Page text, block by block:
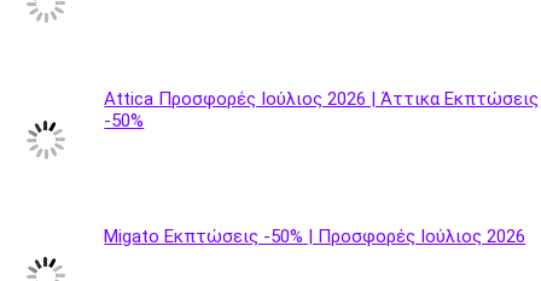
Attica Προσφορές Ιούλιος 2026 | Άττικα Εκπτώσεις
-50%
Migato Εκπτώσεις -50% | Προσφορές Ιούλιος 2026